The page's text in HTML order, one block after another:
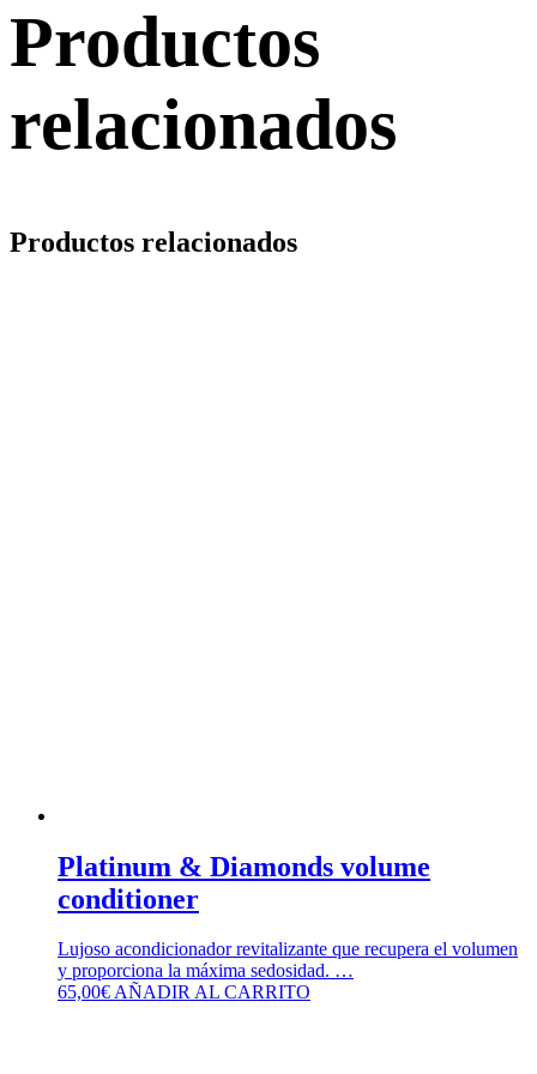
Productos
relacionados
Productos relacionados
Platinum & Diamonds volume
conditioner
Lujoso acondicionador revitalizante que recupera el volumen
y proporciona la máxima sedosidad. …
65,00€AÑADIR AL CARRITO